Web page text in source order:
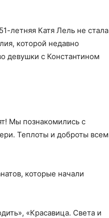
летняя Катя Лель не стала
которой недавно
девушки с Константином
Мы познакомились с
Теплоты и доброты всем
которые начали
«Красавица. Света и